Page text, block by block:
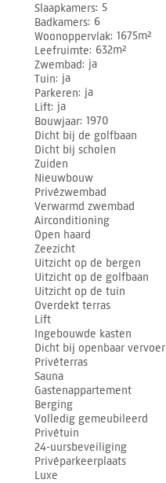
Slaapkamers 5
Badkamers 6
Woonoppervlak 1675m²
Leefruimte 632m²
Zwembad ja
Tuin ja
Parkeren ja
Lift ja
Bouwjaar 1970
Dicht bij de golfbaan
Dicht bij scholen
Zuiden
Nieuwbouw
Privézwembad
Verwarmd zwembad
Airconditioning
Open haard
Zeezicht
Uitzicht op de bergen
Uitzicht op de golfbaan
Uitzicht op de tuin
Overdekt terras
Lift
Ingebouwde kasten
Dicht bij openbaar vervoer
Privéterras
Sauna
Gastenappartement
Berging
Volledig gemeubileerd
Privétuin
24-uursbeveiliging
Privéparkeerplaats
Luxe